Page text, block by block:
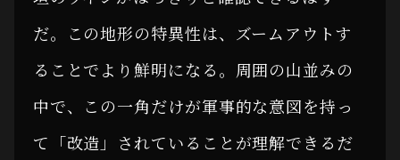
だ。この地形の特異性は、ズームアウトす
ることでより鮮明になる。周囲の山並みの
中で、この一角だけが軍事的な意図を持っ
て「改造」されていることが理解できるだ